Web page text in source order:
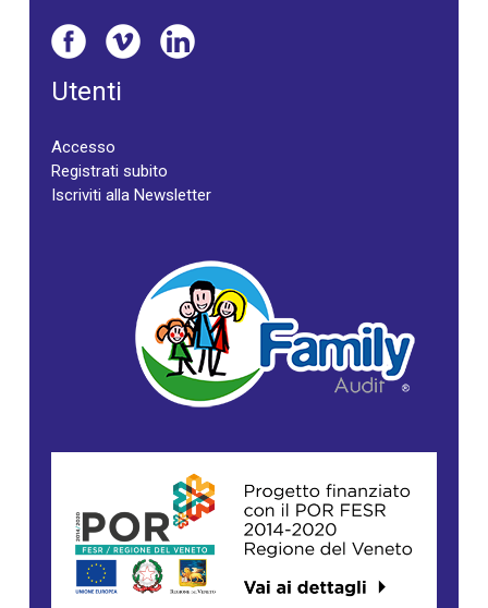
Utenti
Accesso
Registrati subito
Iscriviti alla Newsletter